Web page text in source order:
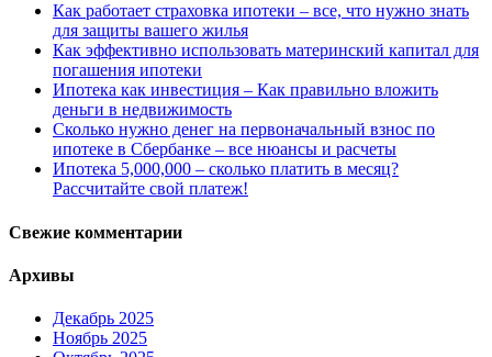
Как работает страховка ипотеки – все, что нужно знать
для защиты вашего жилья
Как эффективно использовать материнский капитал для
погашения ипотеки
Ипотека как инвестиция – Как правильно вложить
деньги в недвижимость
Сколько нужно денег на первоначальный взнос по
ипотеке в Сбербанке – все нюансы и расчеты
Ипотека 5,000,000 – сколько платить в месяц?
Рассчитайте свой платеж!
Свежие комментарии
Архивы
Декабрь 2025
Ноябрь 2025